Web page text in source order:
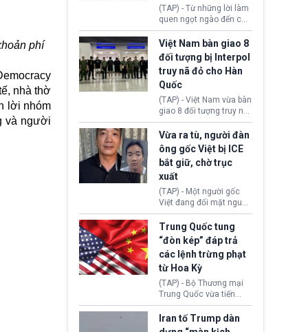
phí
nhà thờ
lời nhóm
và người
(TAP) - Từ những lời làm
quen ngọt ngào đến các
“sàn vàng ảo”, bất động
sản trực tuyến cùng
đường dây đánh bạc quy
mô lớn, hai tổ chức tội
phạm xuyên quốc gia đã
dựng lên mạng lưới hoạt
động tại Việt Nam và
Lào, lôi kéo hàng nghìn
người tham gia, luân
chuyển dòng tiền qua
nhiều lớp tài khoản. Sau
hơn 2 tuần phối hợp truy
xét, lực lượng chức năng
hai nước đã bắt giữ 171
Việt Nam bàn giao 8
đối tượng bị Interpol
truy nã đỏ cho Hàn
Quốc
(TAP) - Việt Nam vừa bàn
giao 8 đối tượng truy nã
đỏ Interpol cho lực lượng
chức năng Hàn Quốc.
Nhóm này bị xác định
lừa đảo 619 nạn nhân,
chiếm đoạt hơn 17,7 tỷ
KRW.
Vừa ra tù, người đàn
ông gốc Việt bị ICE
bắt giữ, chờ trục
xuất
(TAP) - Một người gốc
Việt đang đối mặt nguy
cơ bị trục xuất khỏi Hoa
Kỳ sau khi đã chấp hành
xong bản án liên quan
đến tội ác từ hơn 30
năm trước tại California.
Trung Quốc tung
“đòn kép” đáp trả
các lệnh trừng phạt
từ Hoa Kỳ
(TAP) - Bộ Thương mại
Trung Quốc vừa tiến
hành áp đặt lệnh trừng
phạt lên hàng loạt thực
thể và siết chặt kiểm
Iran tố Trump dàn